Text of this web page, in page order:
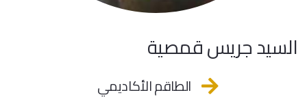
السيد جريس قمصية
الطاقم الأكاديمي